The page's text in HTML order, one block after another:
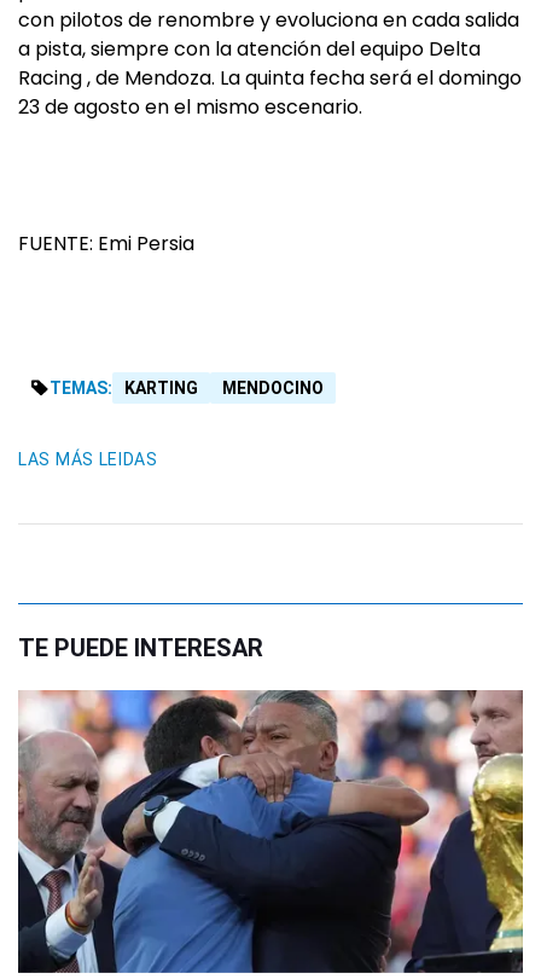
con pilotos de renombre y evoluciona en cada salida
a pista, siempre con la atención del equipo Delta
Racing , de Mendoza. La quinta fecha será el domingo
23 de agosto en el mismo escenario.
FUENTE: Emi Persia
TEMAS: KARTING MENDOCINO
LAS MÁS LEIDAS
TE PUEDE INTERESAR